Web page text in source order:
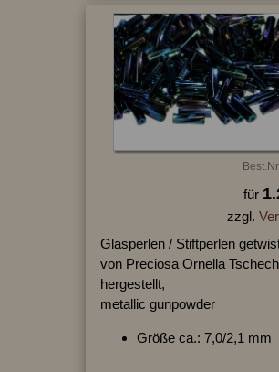
für
zzgl.
Glasperlen / Stiftperlen
von Preciosa Ornella
hergestellt,
metallic gunpowder
Größe ca.: 7,0/2,1 mm